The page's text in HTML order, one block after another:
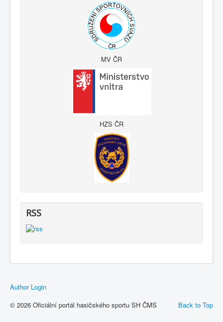
MV ČR
HZS ČR
RSS
Author Login
Back to Top
© 2026 Oficiální portál hasičského sportu SH ČMS